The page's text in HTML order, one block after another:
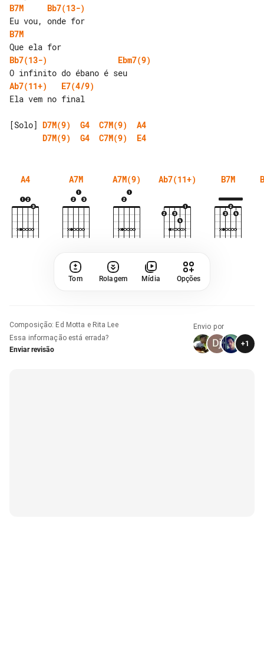
B7M
Bb7(13-)
B7M
Bb7(13-)
Ebm7(9)
Ab7(11+)
E7(4/9)
Ela vem no final
[Solo] D7M(9) G4 C7M(9)
A4
D7M(9)
G4 C7M(9) E4
A4 A7M A7M(9) Ab7(11+) B7M
Tom Rolagem Mídia Opções
Composição: Ed Motta e Rita Lee
Essa informação está errada?
Enviar revisão
Envio por
+1